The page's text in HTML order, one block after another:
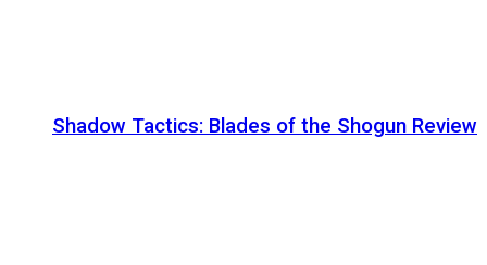
Shadow Tactics: Blades of the Shogun Review